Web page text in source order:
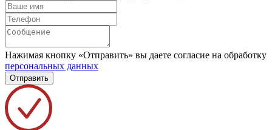
Нажимая кнопку «Отправить» вы даете согласие на обработку
персональных данных
Отправить